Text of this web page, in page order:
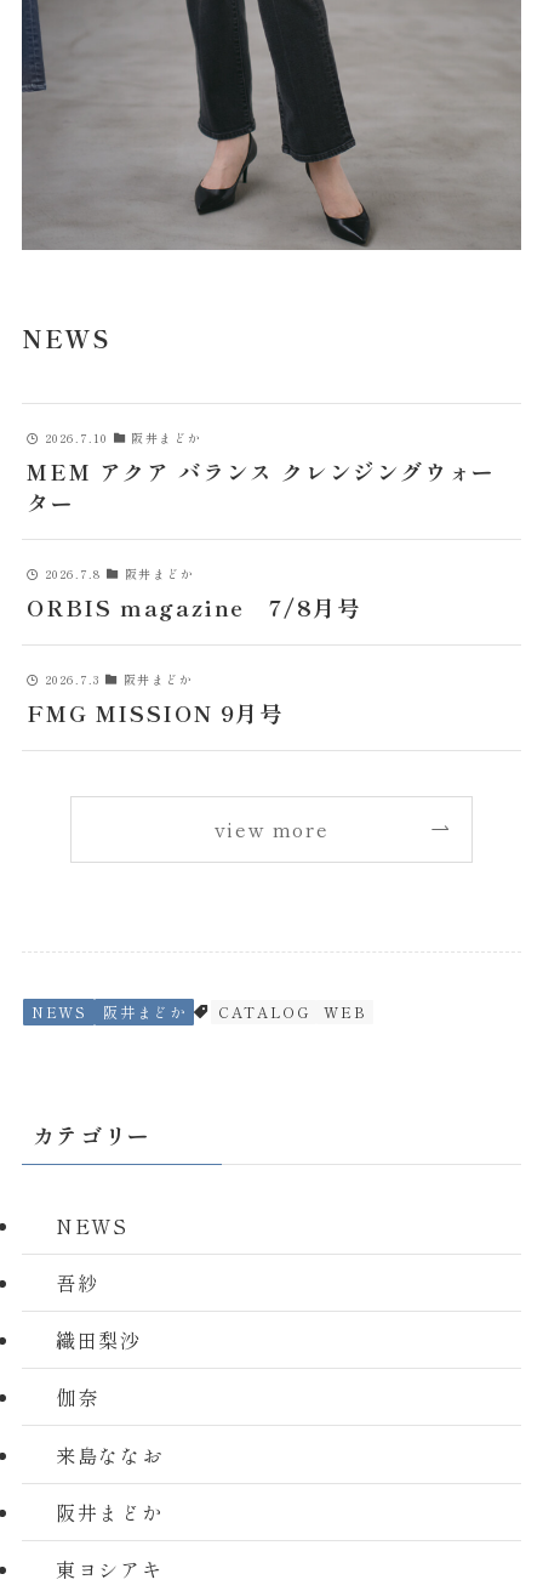
NEWS
2026.7.10 阪井まどか
MEM アクア バランス クレンジングウォー
ター
2026.7.8 阪井まどか
ORBIS magazine 7/8月号
2026.7.3 阪井まどか
FMG MISSION 9月号
view more
NEWS 阪井まどか CATALOG WEB
カテゴリー
NEWS
吾紗
織田梨沙
伽奈
来島ななお
阪井まどか
東ヨシアキ